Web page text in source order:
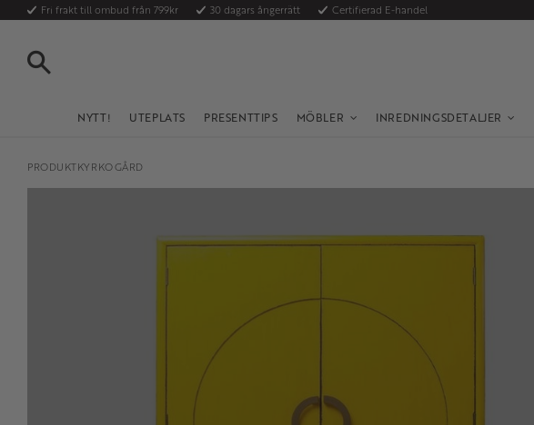
Fri frakt till ombud från 799kr 30 dagars ångerrätt Certifierad E-handel
NYTT! UTEPLATS PRESENTTIPS MÖBLER INREDNINGSDETALJER
PRODUKTKYRKOGÅRD